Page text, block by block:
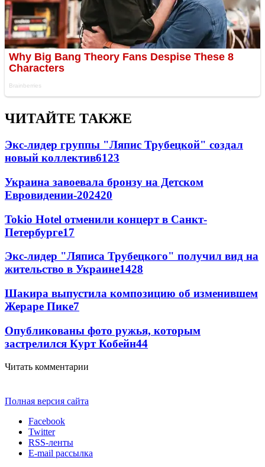
ЧИТАЙТЕ ТАКЖЕ
Экс-лидер группы "Ляпис Трубецкой" создал
новый коллектив6123
Украина завоевала бронзу на Детском
Евровидении-202420
Tokio Hotel отменили концерт в Санкт-
Петербурге17
Экс-лидер "Ляписа Трубецкого" получил вид на
жительство в Украине1428
Шакира выпустила композицию об изменившем
Жераре Пике7
Опубликованы фото ружья, которым
застрелился Курт Кобейн44
Читать комментарии
Полная версия сайта
Facebook
Twitter
RSS-ленты
E-mail рассылка